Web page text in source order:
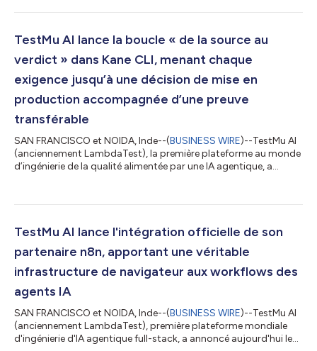
Device Cloud. Les deux appareils, présentés lors de l'événement
avec One UI 9 et sont accessibles pour des tests en live et des
TestMu AI lance la boucle « de la source au
verdict » dans Kane CLI, menant chaque
exigence jusqu’à une décision de mise en
production accompagnée d’une preuve
transférable
SAN FRANCISCO et NOIDA, Inde--(BUSINESS WIRE)--TestMu AI
(anciennement LambdaTest), la première plateforme au monde
d’ingénierie de la qualité alimentée par une IA agentique, a
de Kane CLI, qui était à l’origine un outil d’automatisation de
jusqu’à la décision de mise en production : elle rédige les tests,
TestMu AI lance l'intégration officielle de son
partenaire n8n, apportant une véritable
infrastructure de navigateur aux workflows des
agents IA
SAN FRANCISCO et NOIDA, Inde--(BUSINESS WIRE)--TestMu AI
(anciennement LambdaTest), première plateforme mondiale
d'ingénierie d'IA agentique full-stack, a annoncé aujourd'hui le